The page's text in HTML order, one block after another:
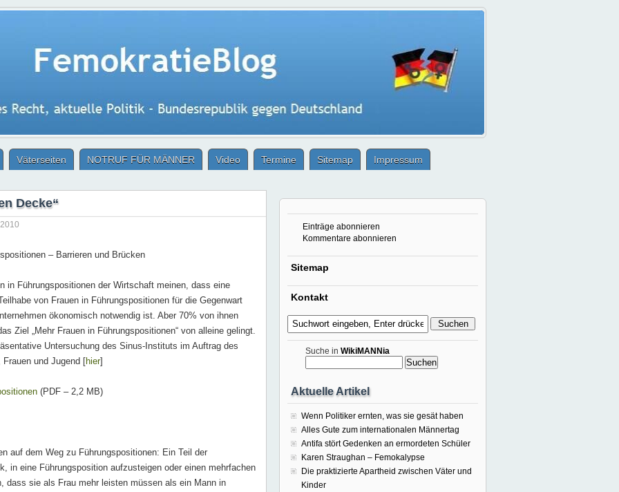
Väterseiten NOTRUF FÜR MÄNNER Video Termine Sitemap Impressum
Decke“
– Barrieren und Brücken
in Führungspositionen der Wirtschaft meinen, dass eine
von Frauen in Führungspositionen für die Gegenwart
ökonomisch notwendig ist. Aber 70% von ihnen
Ziel „Mehr Frauen in Führungspositionen“ von alleine gelingt.
Untersuchung des Sinus-Instituts im Auftrag des
und Jugend [hier]
(PDF – 2,2 MB)
auf dem Weg zu Führungspositionen: Ein Teil der
in eine Führungsposition aufzusteigen oder einen mehrfachen
dass sie als Frau mehr leisten müssen als ein Mann in
Einträge abonnieren
Kommentare abonnieren
Sitemap
Kontakt
Suche in WikiMANNia
Aktuelle Artikel
Wenn Politiker ernten, was sie gesät haben
Alles Gute zum internationalen Männertag
Antifa stört Gedenken an ermordeten Schüler
Karen Straughan – Femokalypse
Die praktizierte Apartheid zwischen Väter und
Kinder